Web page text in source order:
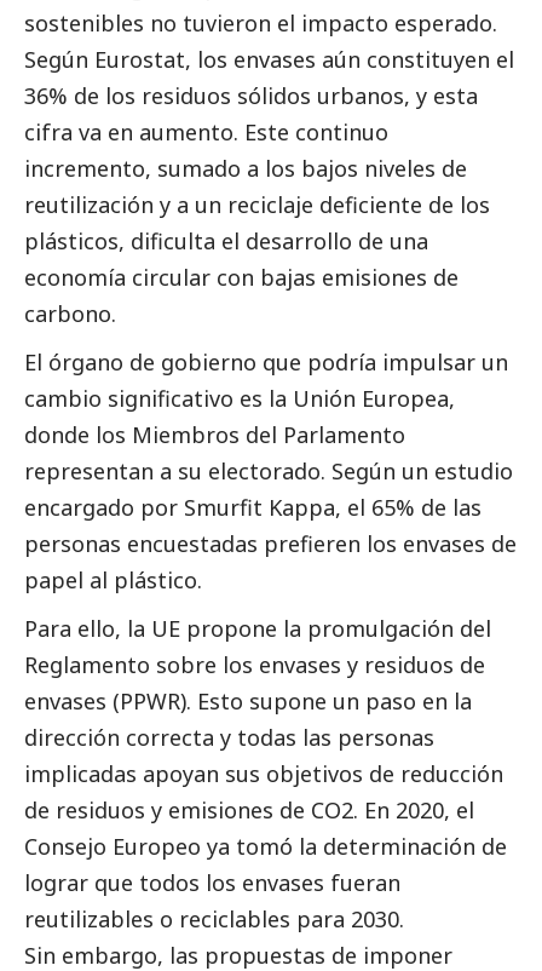
sostenibles no tuvieron el impacto esperado.
Según Eurostat, los envases aún constituyen el
36% de los residuos sólidos urbanos, y esta
cifra va en aumento. Este continuo
incremento, sumado a los bajos niveles de
reutilización y a un reciclaje deficiente de los
plásticos, dificulta el desarrollo de una
economía circular con bajas emisiones de
carbono.
El órgano de gobierno que podría impulsar un
cambio significativo es la Unión Europea,
donde los Miembros del Parlamento
representan a su electorado. Según un estudio
encargado por Smurfit Kappa, el 65% de las
personas encuestadas prefieren los envases de
papel al plástico.
Para ello, la UE propone la promulgación del
Reglamento sobre los envases y residuos de
envases (PPWR). Esto supone un paso en la
dirección correcta y todas las personas
implicadas apoyan sus objetivos de reducción
de residuos y emisiones de CO2. En 2020, el
Consejo Europeo ya tomó la determinación de
lograr que todos los envases fueran
reutilizables o reciclables para 2030.
Sin embargo, las propuestas de imponer